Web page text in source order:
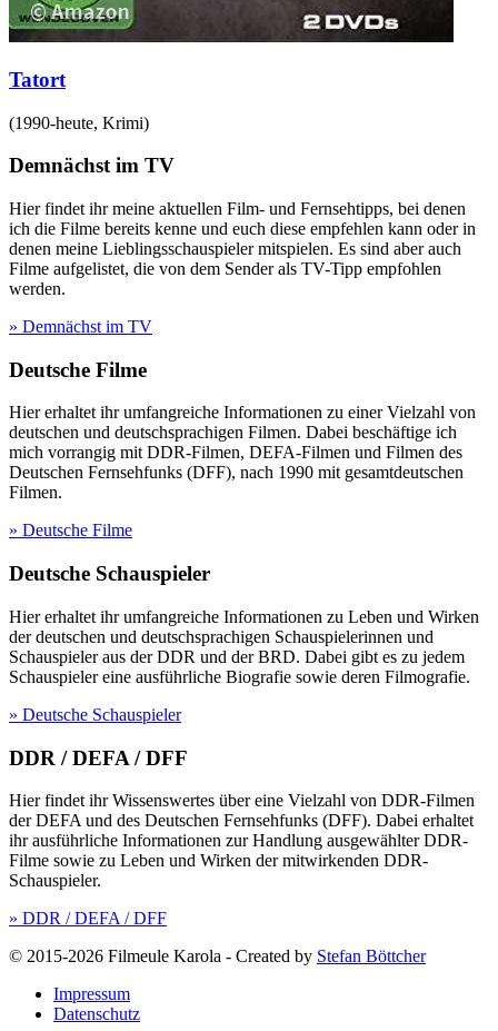
Tatort
(1990-heute, Krimi)
Demnächst im TV
Hier findet ihr meine aktuellen Film- und Fernsehtipps, bei denen
ich die Filme bereits kenne und euch diese empfehlen kann oder in
denen meine Lieblingsschauspieler mitspielen. Es sind aber auch
Filme aufgelistet, die von dem Sender als TV-Tipp empfohlen
werden.
» Demnächst im TV
Deutsche Filme
Hier erhaltet ihr umfangreiche Informationen zu einer Vielzahl von
deutschen und deutschsprachigen Filmen. Dabei beschäftige ich
mich vorrangig mit DDR-Filmen, DEFA-Filmen und Filmen des
Deutschen Fernsehfunks (DFF), nach 1990 mit gesamtdeutschen
Filmen.
» Deutsche Filme
Deutsche Schauspieler
Hier erhaltet ihr umfangreiche Informationen zu Leben und Wirken
der deutschen und deutschsprachigen Schauspielerinnen und
Schauspieler aus der DDR und der BRD. Dabei gibt es zu jedem
Schauspieler eine ausführliche Biografie sowie deren Filmografie.
» Deutsche Schauspieler
DDR / DEFA / DFF
Hier findet ihr Wissenswertes über eine Vielzahl von DDR-Filmen
der DEFA und des Deutschen Fernsehfunks (DFF). Dabei erhaltet
ihr ausführliche Informationen zur Handlung ausgewählter DDR-
Filme sowie zu Leben und Wirken der mitwirkenden DDR-
Schauspieler.
» DDR / DEFA / DFF
© 2015-2026 Filmeule Karola - Created by Stefan Böttcher
Impressum
Datenschutz